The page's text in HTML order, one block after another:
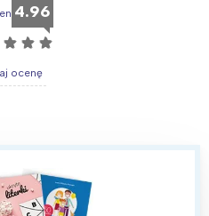
4.96
☆ ☆ ☆
ocenę